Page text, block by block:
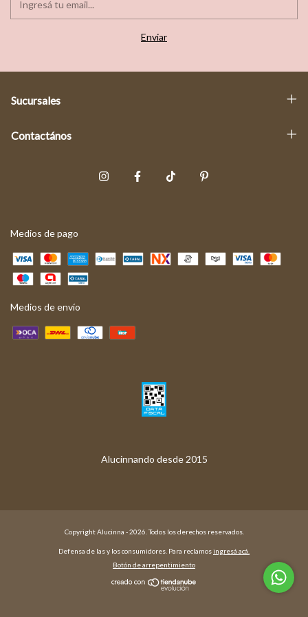
Sucursales
Contactános
Medios de pago
Medios de envío
Copyright Alucinna - 2026. Todos los derechos reservados.
Defensa de las y los consumidores. Para reclamosingresá acá.
Botón de arrepentimiento